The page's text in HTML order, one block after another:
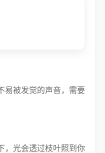
易被发觉的声音，需要
，光会透过枝叶照到你